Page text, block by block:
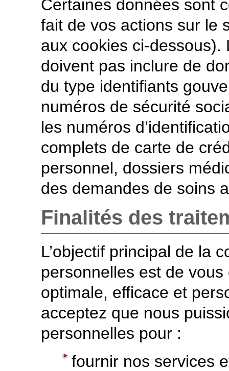
Certaines données sont
fait de vos actions sur le
aux cookies ci-
doivent pas inclure de
du type identifiants
numéros de sécurité
les numéros
complets de carte de
personnel, dossiers
des demandes de soins
Finalités des
L’objectif principal de la
personnelles est de
optimale, efficace et
acceptez que nous
personnelles pour :
fournir nos services